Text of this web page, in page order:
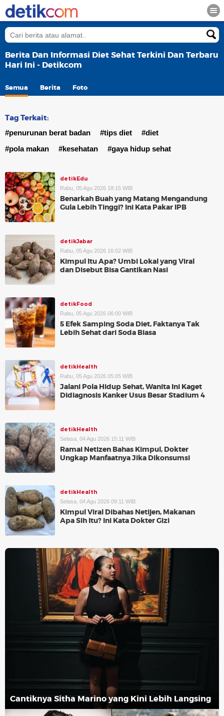
Berita Dan Informasi Diet Sehat Terkini Dan Terbaru
Hari Ini - Detikcom
Semua Berita Foto
Tag Terkait:
#penurunan berat badan #tips diet
#diet
#pola makan
#kesehatan #gaya hidup sehat
detikEdu
Rabu, 05 Agu 2026 18:15 WIB
Benarkah Buah yang Matang Mengandung
Gula Lebih Tinggi? Ini Kata Pakar IPB
detikJabar
Rabu, 05 Agu 2026 16:02 WIB
Kimpul Itu Apa? Umbi Lokal yang Viral
dan Disebut Bisa Gantikan Nasi
detikFood
Rabu, 05 Agu 2026 06:00 WIB
5 Efek Samping Soda Diet, Faktanya Tak
Lebih Sehat dari Soda Biasa
detikHealth
Rabu, 05 Agu 2026 05:05 WIB
Jalani Pola Hidup Sehat, Wanita Ini Kaget
Didiagnosis Kanker Usus Besar Stadium 4
detikHealth
Selasa, 04 Agu 2026 15:11 WIB
Ramai Netizen Bahas Kimpul, Dokter
Ungkap Manfaatnya Jika Dikonsumsi
detikHealth
Selasa, 04 Agu 2026 09:11 WIB
Kimpul Viral Dibahas Netijen, Makanan
Apa Sih Itu? Ini Kata Dokter Gizi
Cantiknya Sitha Marino yang Kini Lebih Langsing